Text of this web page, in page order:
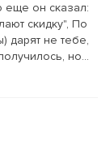
еще он сказал:
скидку", По
дарят не тебе,
но...